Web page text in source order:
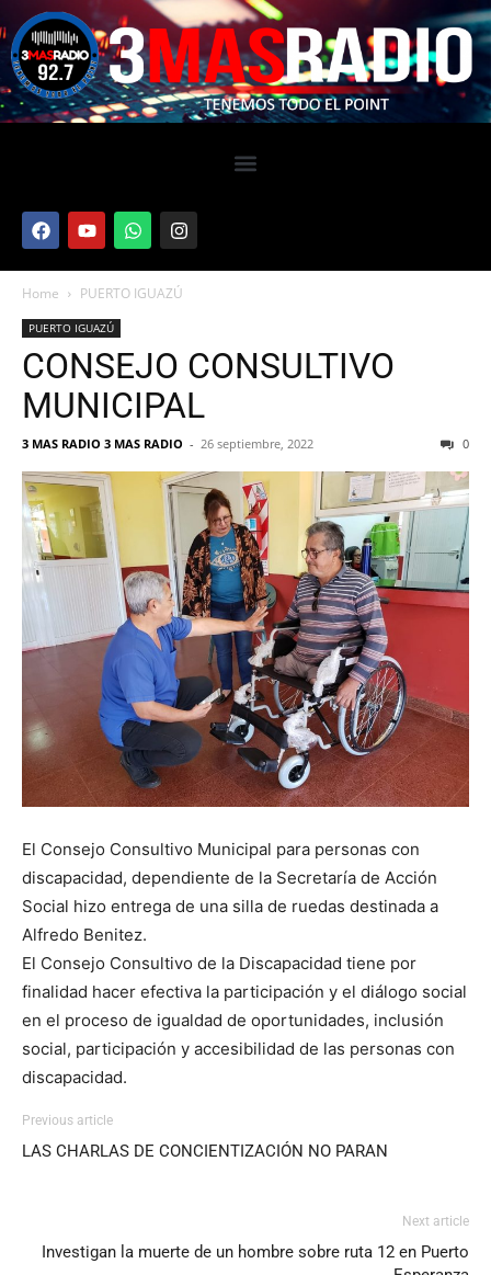
Home PUERTO IGUAZÚ
PUERTO IGUAZÚ
CONSEJO CONSULTIVO
MUNICIPAL
3 MAS RADIO 3 MAS RADIO - 26 septiembre, 2022 0
El Consejo Consultivo Municipal para personas con
discapacidad, dependiente de la Secretaría de Acción
Social hizo entrega de una silla de ruedas destinada a
Alfredo Benitez.
El Consejo Consultivo de la Discapacidad tiene por
finalidad hacer efectiva la participación y el diálogo social
en el proceso de igualdad de oportunidades, inclusión
social, participación y accesibilidad de las personas con
discapacidad.
Previous article
LAS CHARLAS DE CONCIENTIZACIÓN NO PARAN
Next article
Investigan la muerte de un hombre sobre ruta 12 en Puerto